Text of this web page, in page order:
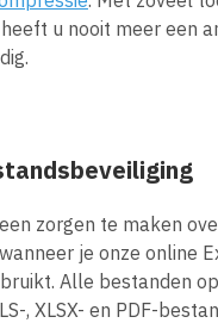
u nooit meer een
zorgen te maken
je onze online
Alle bestanden
, XLSX- en PDF-